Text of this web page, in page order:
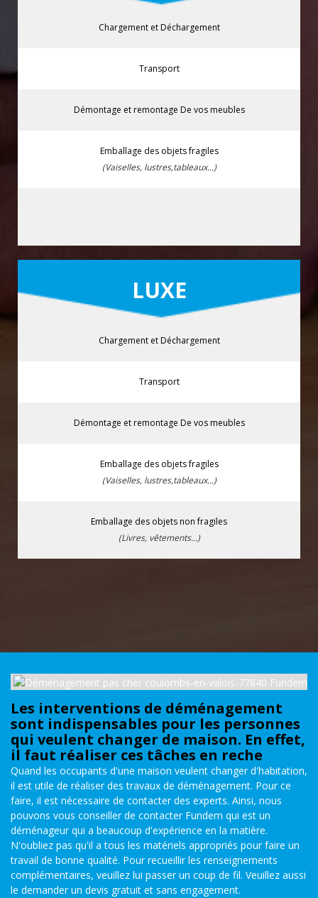
Chargement et Déchargement
Transport
Démontage et remontage De vos meubles
Emballage des objets fragiles
(Vaiselles, lustres,tableaux...)
LUXE
Chargement et Déchargement
Transport
Démontage et remontage De vos meubles
Emballage des objets fragiles
(Vaiselles, lustres,tableaux...)
Emballage des objets non fragiles
(Livres, vêtements...)
Les interventions de déménagement
sont indispensables pour les personnes
qui veulent changer de maison. En effet,
il faut réaliser ces tâches en reche
Quand les occupants d'une maison veulent changer d'habitation,
il est utile de réaliser des travaux de déménagement. Pour ce
faire, il est nécessaire de contacter des experts. Ainsi, nous
pouvons vous conseiller de contacter Fundem qui est un
déménageur qui a beaucoup d'expérience en la matière.
N'oubliez pas qu'il a tous les matériels appropriés pour faire un
travail de bonne qualité. Pour recueillir les renseignements
complémentaires, veuillez lui passer un coup de fil. Veuillez aussi
le demander un devis gratuit et sans engagement.